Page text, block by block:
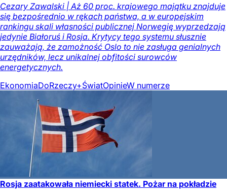
Cezary Zawalski | Aż 60 proc. krajowego majątku znajduje
się bezpośrednio w rękach państwa, a w europejskim
rankingu skali własności publicznej Norwegię wyprzedzają
jedynie Białoruś i Rosja. Krytycy tego systemu słusznie
zauważają, że zamożność Oslo to nie zasługa genialnych
urzędników, lecz unikalnej obfitości surowców
energetycznych.
EkonomiaDoRzeczy+ŚwiatOpinieW numerze
Rosja zaatakowała niemiecki statek. Pożar na pokładzie